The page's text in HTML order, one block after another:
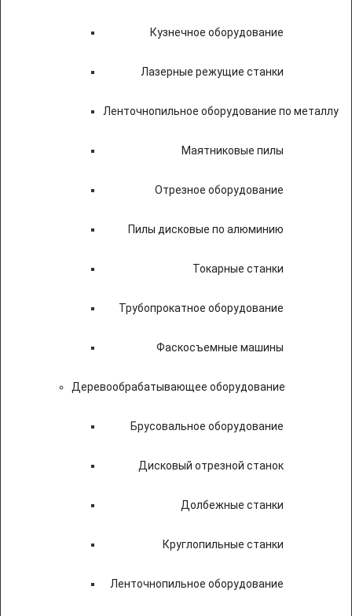
Кузнечное оборудование
Лазерные режущие станки
Ленточнопильное оборудование по металлу
Маятниковые пилы
Отрезное оборудование
Пилы дисковые по алюминию
Токарные станки
Трубопрокатное оборудование
Фаскосъемные машины
Деревообрабатывающее оборудование
Брусовальное оборудование
Дисковый отрезной станок
Долбежные станки
Круглопильные станки
Ленточнопильное оборудование